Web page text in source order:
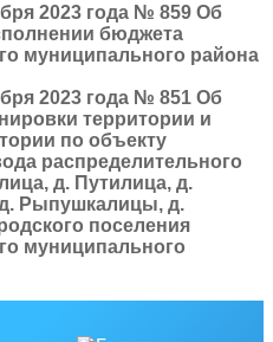
2023 года № 859 Об
бюджета
муниципального района
2023 года № 851 Об
территории и
по объекту
распределительного
д. Путилица, д.
Рыпушкалицы, д.
поселения
муниципального